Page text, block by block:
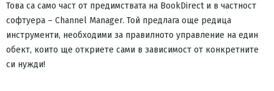
Това са само част от предимствата на BookDirect и в частност
софтуера – Channel Manager. Той предлага още редица
инструменти, необходими за правилното управление на един
обект, които ще откриете сами в зависимост от конкретните
си нужди!